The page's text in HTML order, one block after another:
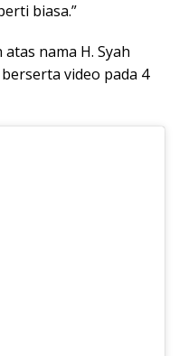
biasa.”
nama H. Syah
video pada 4